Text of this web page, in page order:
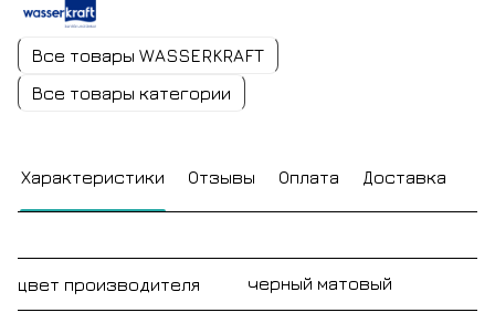
Все товары WASSERKRAFT
Все товары категории
Характеристики Отзывы Оплата Доставка
цвет производителя черный матовый